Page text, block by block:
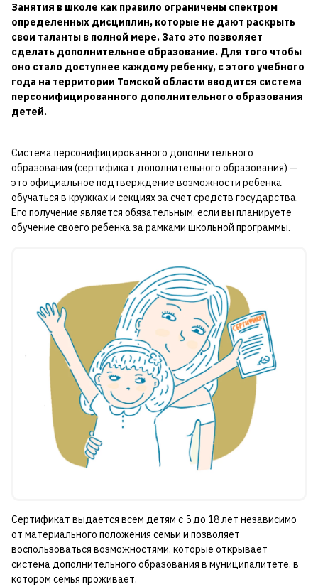
Занятия в школе как правило ограничены спектром
определенных дисциплин, которые не дают раскрыть
свои таланты в полной мере. Зато это позволяет
сделать дополнительное образование. Для того чтобы
оно стало доступнее каждому ребенку, с этого учебного
года на территории Томской области вводится система
персонифицированного дополнительного образования
детей.
Система персонифицированного дополнительного
образования (сертификат дополнительного образования) —
это официальное подтверждение возможности ребенка
обучаться в кружках и секциях за счет средств государства.
Его получение является обязательным, если вы планируете
обучение своего ребенка за рамками школьной программы.
Сертификат выдается всем детям с 5 до 18 лет независимо
от материального положения семьи и позволяет
воспользоваться возможностями, которые открывает
система дополнительного образования в муниципалитете, в
котором семья проживает.